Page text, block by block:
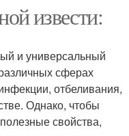
извести:
и универсальный
сферах
отбеливания,
Однако, чтобы
свойства,